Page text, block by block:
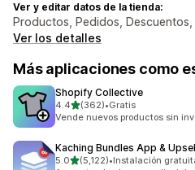
Ver y editar datos de la tienda:
Productos, Pedidos,
Ver los detalles
Más aplicaciones como
Shopify Collective
4.4de 5 estrellas
(362)
362 reseñas en total
•Gratis
Vende nuevos productos sin
Kaching Bundles App &
5.0de 5 estrellas
(5,122)
5122 reseñas en total
•Instalación